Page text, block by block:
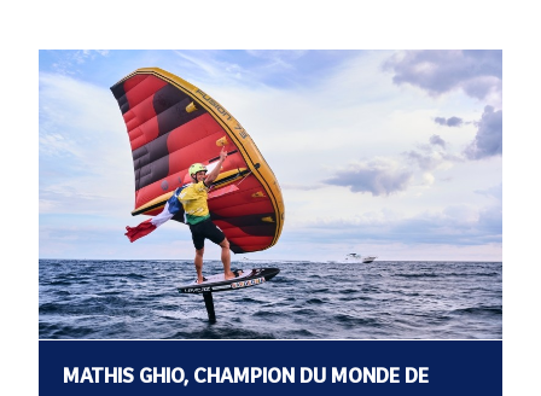
MATHIS GHIO, CHAMPION DU MONDE DE